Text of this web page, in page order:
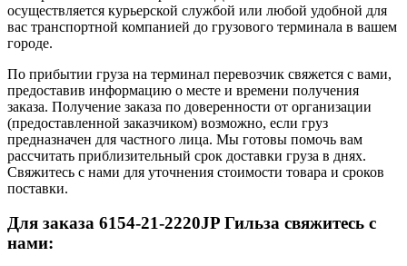
осуществляется курьерской службой или любой удобной для
вас транспортной компанией до грузового терминала в вашем
городе.
По прибытии груза на терминал перевозчик свяжется с вами,
предоставив информацию о месте и времени получения
заказа. Получение заказа по доверенности от организации
(предоставленной заказчиком) возможно, если груз
предназначен для частного лица. Мы готовы помочь вам
рассчитать приблизительный срок доставки груза в днях.
Свяжитесь с нами для уточнения стоимости товара и сроков
поставки.
Для заказа 6154-21-2220JP Гильза свяжитесь с
нами: